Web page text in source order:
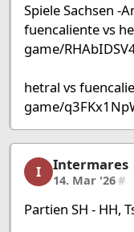
Spiele Sachsen -
fuencaliente vs
game/
hetral vs
game/
Intermares,
I Intermares
14. Mar '26#
Partien SH - HH,